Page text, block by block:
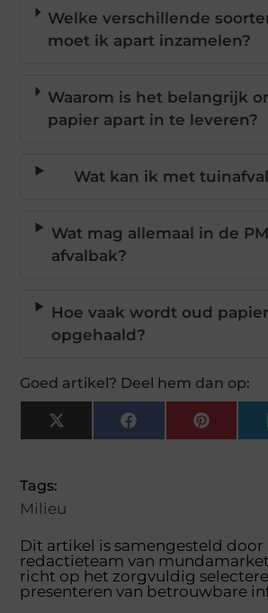
Welke verschillende
moet ik apart inzamelen?
Waarom is het belangrijk
papier apart in te leveren?
Wat kan ik met
Wat mag allemaal in de
afvalbak?
Hoe vaak wordt oud papier
opgehaald?
Goed artikel? Deel hem dan op:
X
(Twitter)
Facebook
Tags:
Milieu
Dit artikel is samengesteld door
redactieteam van
richt op het zorgvuldig
presenteren van betrouwbare